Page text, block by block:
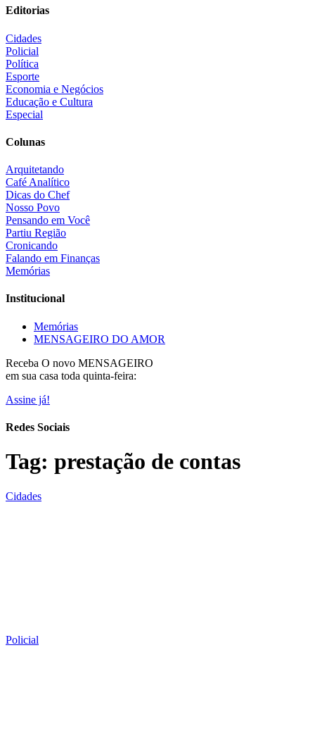
Editorias
Cidades
Policial
Política
Esporte
Economia e Negócios
Educação e Cultura
Especial
Colunas
Arquitetando
Café Analítico
Dicas do Chef
Nosso Povo
Pensando em Você
Partiu Região
Cronicando
Falando em Finanças
Memórias
Institucional
Memórias
MENSAGEIRO DO AMOR
Receba O novo MENSAGEIRO
em sua casa toda quinta-feira:
Assine já!
Redes Sociais
Tag: prestação de contas
Cidades
Policial